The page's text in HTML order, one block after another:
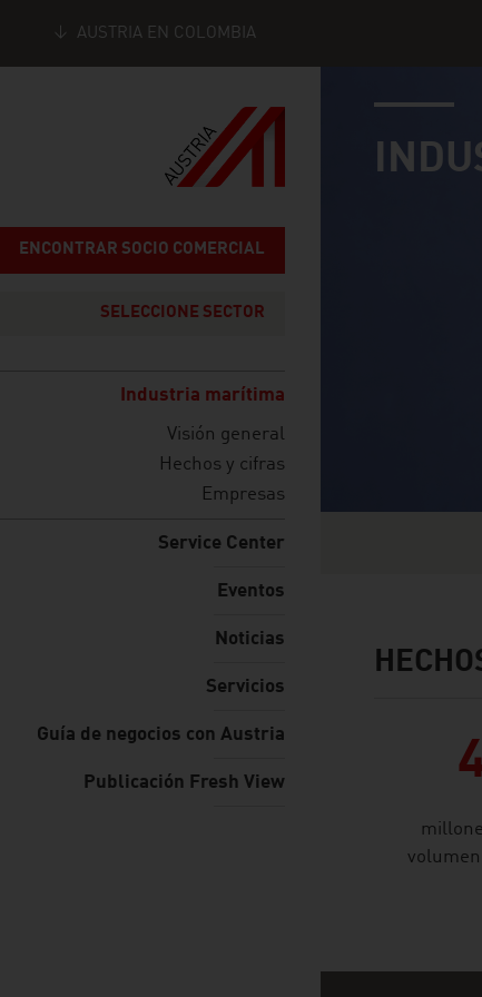
AUSTRIA EN COLOMBIA
ENCONTRAR SOCIO COMERCIAL
SELECCIONE SECTOR
Industria marítima
Visión general
Hechos y cifras
Empresas
Service Center
Eventos
Noticias
Servicios
Guía de negocios con Austria
Publicación Fresh View
facts &